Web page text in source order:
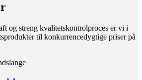
og streng kvalitetskontrolproces er vi i
til konkurrencedygtige priser på